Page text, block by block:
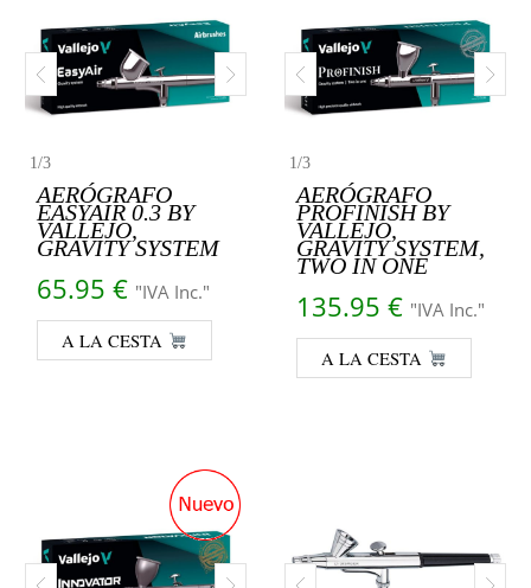
1/3
AERÓGRAFO
EASYAIR 0.3 BY
VALLEJO,
GRAVITY SYSTEM
65.95 € "IVA Inc."
A LA CESTA
1/3
AERÓGRAFO
PROFINISH BY
VALLEJO,
GRAVITY SYSTEM,
TWO IN ONE
135.95 € "IVA Inc."
A LA CESTA